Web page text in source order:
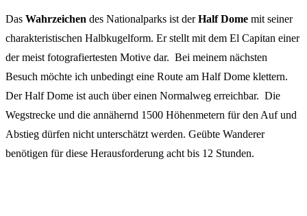
Das Wahrzeichen des Nationalparks ist derHalf Dome mit seiner
charakteristischen Halbkugelform. Er stellt mit dem El Capitan einer
der meist fotografiertesten Motive dar. Bei meinem nächsten
Besuch möchte ich unbedingt eine Route am Half Dome klettern.
Der Half Dome ist auch über einen Normalweg erreichbar. Die
Wegstrecke und die annähernd 1500 Höhenmetern für den Auf und
Abstieg dürfen nicht unterschätzt werden. Geübte Wanderer
benötigen für diese Herausforderung acht bis 12 Stunden.